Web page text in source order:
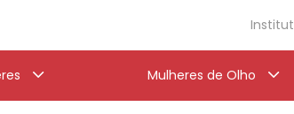
Mulheres de Olho